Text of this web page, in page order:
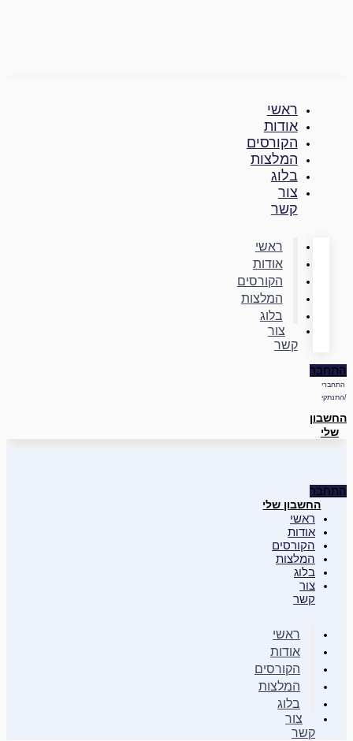
ראשי
אודות
הקורסים
המלצות
בלוג
צור
קשר
ראשי
אודות
הקורסים
המלצות
בלוג
צור
קשר
התחבר
התחברי
/התנתקי
החשבון
שלי
התחבר
החשבון שלי
ראשי
אודות
הקורסים
המלצות
בלוג
צור
קשר
ראשי
אודות
הקורסים
המלצות
בלוג
צור
קשר